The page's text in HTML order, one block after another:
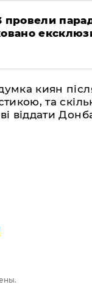
провели
киян
та
віддати